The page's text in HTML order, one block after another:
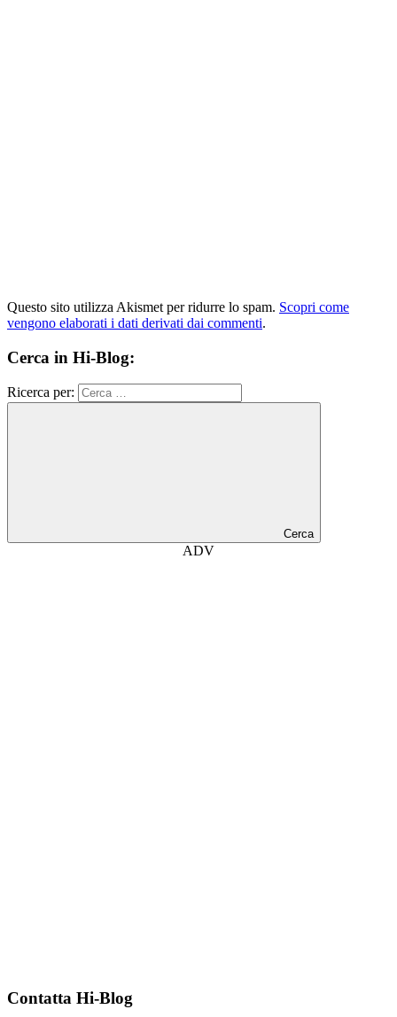
Questo sito utilizza Akismet per ridurre lo spam. Scopri come
vengono elaborati i dati derivati dai commenti.
Cerca in Hi-Blog:
Ricerca per:
Cerca
ADV
Contatta Hi-Blog